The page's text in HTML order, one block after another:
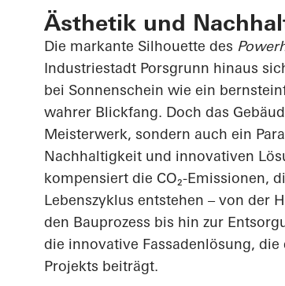
Ästhetik und
Die markante Silhouette des
Industriestadt Porsgrunn hinaus
bei Sonnenschein wie ein
wahrer Blickfang. Doch das
Meisterwerk, sondern auch ein
Nachhaltigkeit und innovativen
kompensiert die CO₂-Emissionen,
Lebenszyklus entstehen – von der
den Bauprozess bis hin zur
die innovative Fassadenlösung,
Projekts beiträgt.